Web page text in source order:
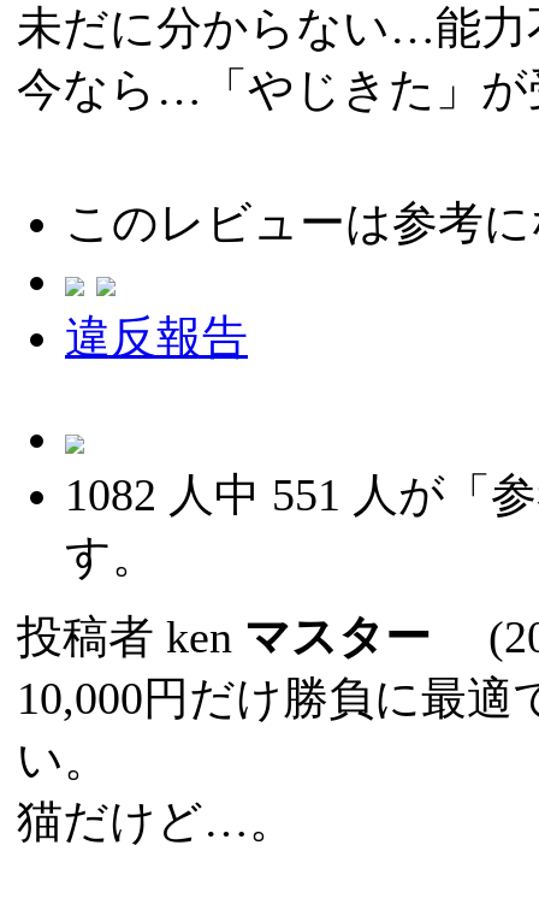
未だに分からない…能力
今なら…「やじきた」
このレビューは参考
違反報告
1082 人中 551 人が「
す。
投稿者 ken マスター
10,000円だけ勝負に最
い。
猫だけど…。